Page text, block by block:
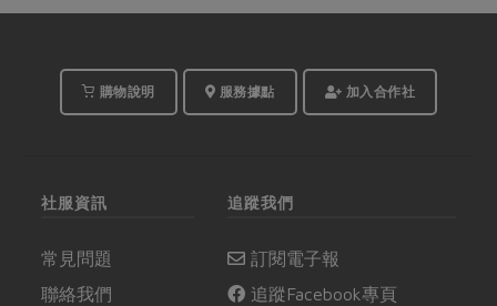
購物說明 服務據點 加入合作社
社服資訊
常見問題
聯絡我們
追蹤我們
訂閱電子報
追蹤Facebook專頁